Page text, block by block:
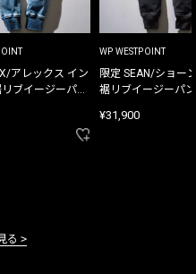
アレックス イン
ブイージーパン
WP WESTPOINT
限定 SEAN/ショー
裾リブイージーパ
¥31,900
る